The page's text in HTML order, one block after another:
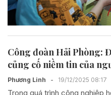
Công đoàn Hải Phòng:
củng cố niềm tin của
Phương Linh - 19/12/2025 08:17
Trong quá trình công nghiệp